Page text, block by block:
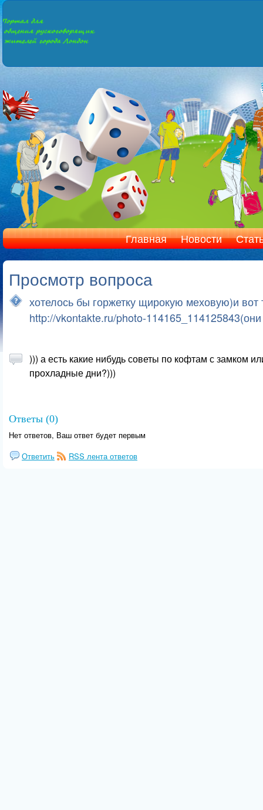
Главная Новости
Просмотр вопроса
хотелось бы горжетку щирокую меховую)и вот
http://vkontakte.ru/photo-114165_114125843(они
))) а есть какие нибудь советы по кофтам с замком
прохладные дни?)))
Ответы (0)
Нет ответов, Ваш ответ будет первым
Ответить
RSS лента ответов